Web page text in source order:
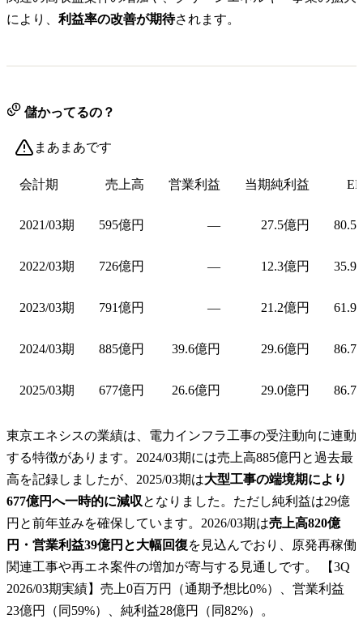
により、 利益率の改善が期待されます。
儲かってるの？
まあまあです
会計期 売上高 営業利益 当期純利益
2021/03期 595億円 — 27.5億円 80.5
2022/03期 726億円 — 12.3億円 35.9
2023/03期 791億円 — 21.2億円 61.9
2024/03期 885億円 39.6億円 29.6億円 86.7
2025/03期 677億円 26.6億円 29.0億円 86.7
東京エネシスの業績は、電力インフラ工事の受注動向に連動
する特徴があります。2024/03期には売上高885億円と過去最
高を記録しましたが、2025/03期は大型工事の端境期により
677億円へ一時的に減収となりました。ただし純利益は29億
円と前年並みを確保しています。2026/03期は売上高820億
円・営業利益39億円と大幅回復を見込んでおり、原発再稼働
関連工事や再エネ案件の増加が寄与する見通しです。 【3Q
2026/03期実績】売上0百万円（通期予想比0%）、営業利益
23億円（同59%）、純利益28億円（同82%）。